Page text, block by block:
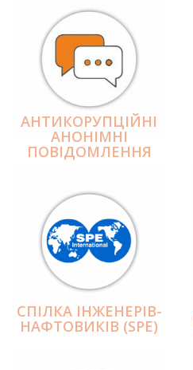
АНТИКОРУПЦІЙНІ
АНОНІМНІ
ПОВІДОМЛЕННЯ
СПІЛКА ІНЖЕНЕРІВ-
НАФТОВИКІВ (SPE)